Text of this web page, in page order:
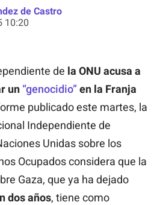
de Castro
10:20
de la ONU acusa a
un “genocidio”en la Franja
publicado este martes, la
Independiente de
Unidas sobre los
Ocupados considera que la
Gaza, que ya ha dejado
dos años, tiene como